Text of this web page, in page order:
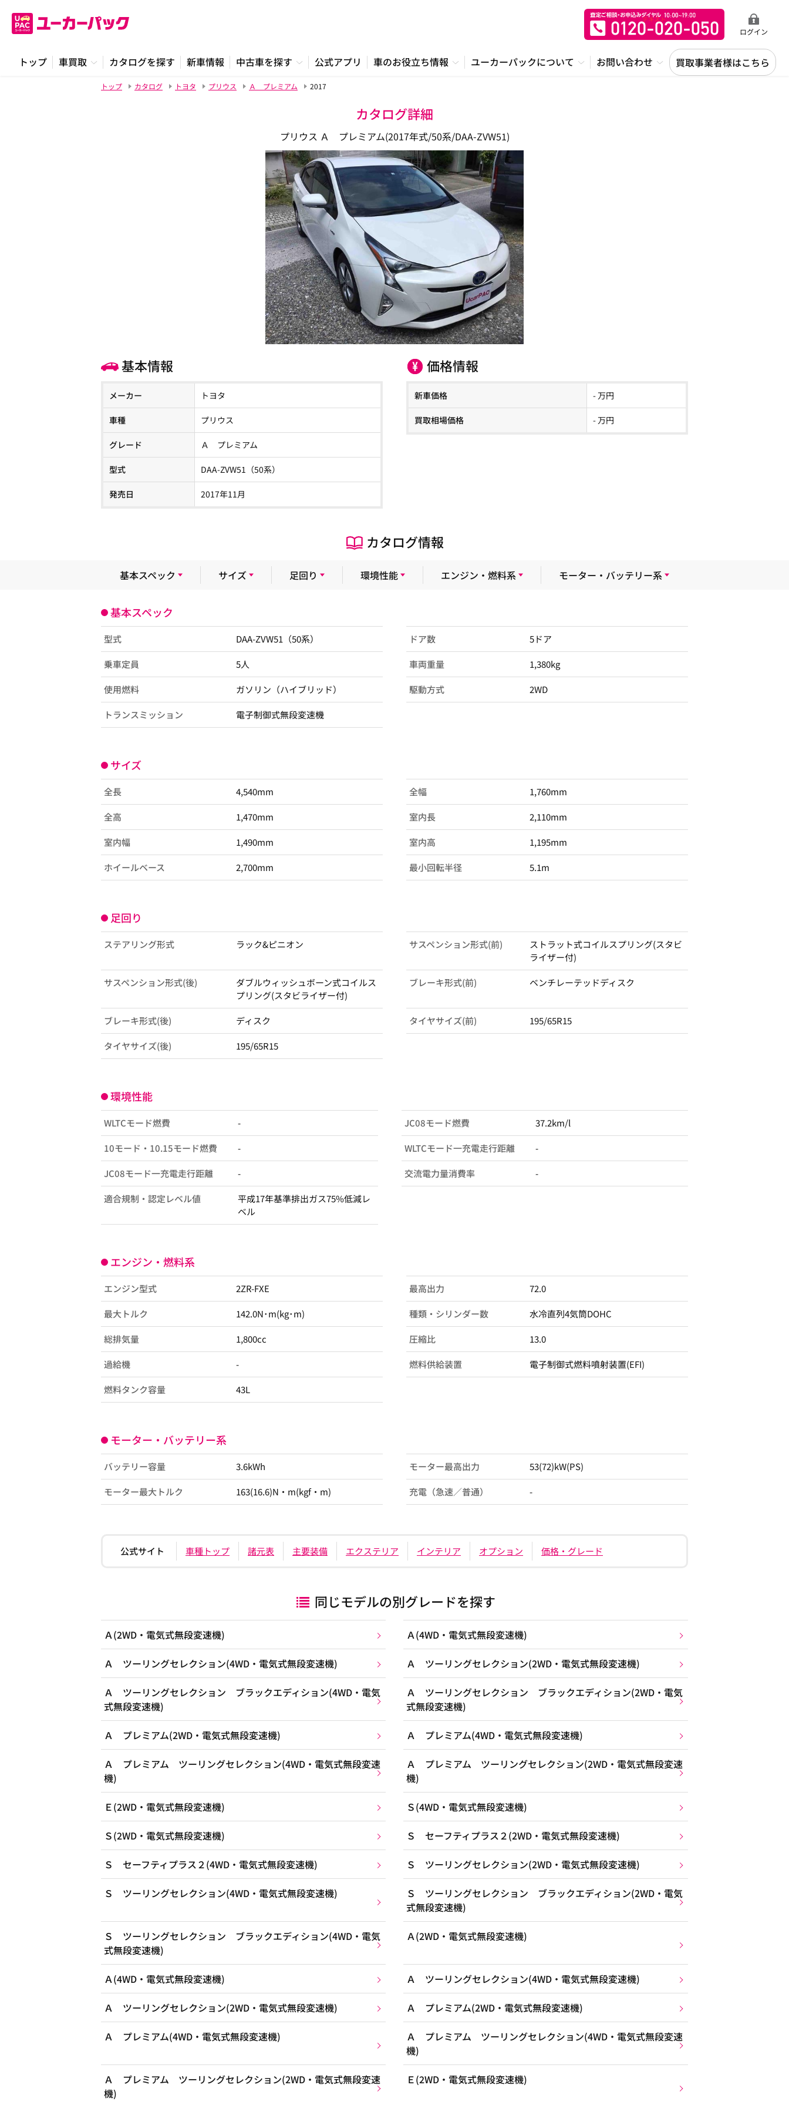
ログイン
トップ 車買取 カタログを探す 新車情報 中古車を探す 公式アプリ 車のお役立ち情報 ユーカーパックについて お問い合わせ 買取事業者様はこちら
トップ カタログ トヨタ プリウス Ａ プレミアム 2017
カタログ詳細
プリウス Ａ プレミアム(2017年式/50系/DAA-ZVW51)
基本情報
メーカー トヨタ
車種 プリウス
グレード Ａ プレミアム
型式 DAA-ZVW51（50系）
発売日 2017年11月
価格情報
新車価格 - 万円
買取相場価格 - 万円
カタログ情報
基本スペック サイズ 足回り 環境性能 エンジン・燃料系 モーター・バッテリー系
基本スペック
型式 DAA-ZVW51（50系） ドア数 5ドア
乗車定員 5人 車両重量 1,380kg
使用燃料 ガソリン（ハイブリッド） 駆動方式 2WD
トランスミッション 電子制御式無段変速機
サイズ
全長 4,540mm 全幅 1,760mm
全高 1,470mm 室内長 2,110mm
室内幅 1,490mm 室内高 1,195mm
ホイールベース 2,700mm 最小回転半径 5.1m
足回り
ステアリング形式 ラック&ピニオン サスペンション形式(前)
ストラット式コイルスプリング(スタビ
ライザー付)
サスペンション形式(後)
ダブルウィッシュボーン式コイルス
プリング(スタビライザー付)
ブレーキ形式(前) ベンチレーテッドディスク
ブレーキ形式(後) ディスク タイヤサイズ(前) 195/65R15
タイヤサイズ(後) 195/65R15
環境性能
WLTCモード燃費 - JC08モード燃費 37.2km/l
10モード・10.15モード燃費 - WLTCモード一充電走行距離 -
JC08モード一充電走行距離 - 交流電力量消費率 -
適合規制・認定レベル値
平成17年基準排出ガス75%低減レ
ベル
エンジン・燃料系
エンジン型式 2ZR-FXE 最高出力 72.0
最大トルク 142.0N･m(kg･m) 種類・シリンダー数 水冷直列4気筒DOHC
総排気量 1,800cc 圧縮比 13.0
過給機 - 燃料供給装置 電子制御式燃料噴射装置(EFI)
燃料タンク容量 43L
モーター・バッテリー系
バッテリー容量 3.6kWh モーター最高出力 53(72)kW(PS)
モーター最大トルク 163(16.6)N・m(kgf・m) 充電（急速／普通） -
公式サイト 車種トップ 諸元表 主要装備 エクステリア インテリア オプション 価格・グレード
同じモデルの別グレードを探す
Ａ(2WD・電気式無段変速機) Ａ(4WD・電気式無段変速機)
Ａ ツーリングセレクション(4WD・電気式無段変速機) Ａ ツーリングセレクション(2WD・電気式無段変速機)
Ａ ツーリングセレクション ブラックエディション(4WD・電気
式無段変速機)
Ａ ツーリングセレクション ブラックエディション(2WD・電気
式無段変速機)
Ａ プレミアム(2WD・電気式無段変速機) Ａ プレミアム(4WD・電気式無段変速機)
Ａ プレミアム ツーリングセレクション(4WD・電気式無段変速
機)
Ａ プレミアム ツーリングセレクション(2WD・電気式無段変速
機)
Ｅ(2WD・電気式無段変速機) Ｓ(4WD・電気式無段変速機)
Ｓ(2WD・電気式無段変速機) Ｓ セーフティプラス２(2WD・電気式無段変速機)
Ｓ セーフティプラス２(4WD・電気式無段変速機) Ｓ ツーリングセレクション(2WD・電気式無段変速機)
Ｓ ツーリングセレクション(4WD・電気式無段変速機)
Ｓ ツーリングセレクション ブラックエディション(2WD・電気
式無段変速機)
Ｓ ツーリングセレクション ブラックエディション(4WD・電気
式無段変速機)
Ａ(2WD・電気式無段変速機)
Ａ(4WD・電気式無段変速機) Ａ ツーリングセレクション(4WD・電気式無段変速機)
Ａ ツーリングセレクション(2WD・電気式無段変速機) Ａ プレミアム(2WD・電気式無段変速機)
Ａ プレミアム(4WD・電気式無段変速機)
Ａ プレミアム ツーリングセレクション(4WD・電気式無段変速
機)
Ａ プレミアム ツーリングセレクション(2WD・電気式無段変速
機)
Ｅ(2WD・電気式無段変速機)